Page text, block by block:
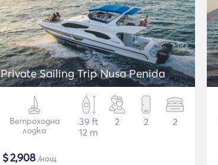
Private Sailing Trip Nusa Penida
Ветроходна
лодка
39 ft
12 m
2 2 2
$2,908/нощ